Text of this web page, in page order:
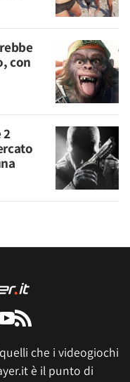
con
2
che i videogiochi
è il punto di